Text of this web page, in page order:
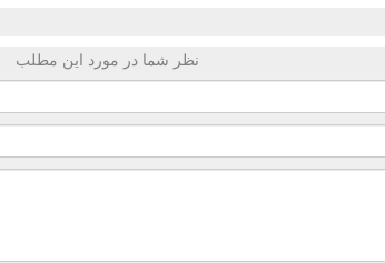
نظر شما در مورد این مطلب